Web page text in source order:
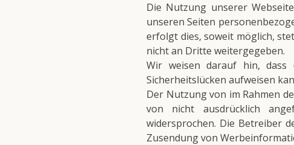
Die Nutzung unserer
unseren Seiten
erfolgt dies, soweit möglich,
nicht an Dritte weitergegeben.
Wir weisen darauf hin, dass
Sicherheitslücken aufweisen
Der Nutzung von im Rahmen
von nicht ausdrücklich
widersprochen. Die Betreiber
Zusendung von